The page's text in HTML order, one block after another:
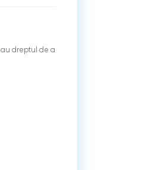
au dreptul de a